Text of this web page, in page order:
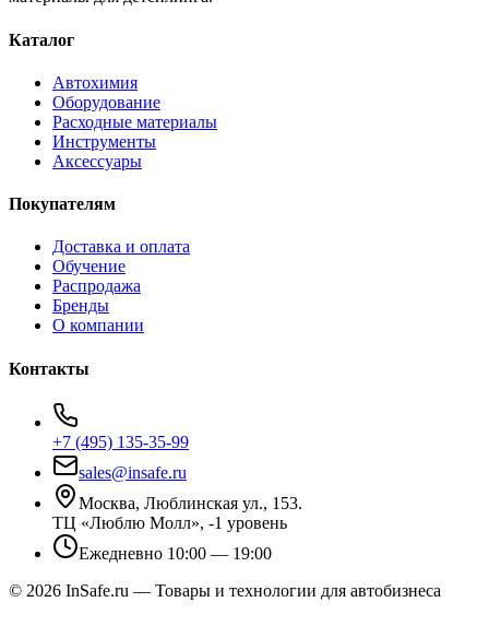
Каталог
Автохимия
Оборудование
Расходные материалы
Инструменты
Аксессуары
Покупателям
Доставка и оплата
Обучение
Распродажа
Бренды
О компании
Контакты
+7 (495) 135-35-99
sales@insafe.ru
Москва, Люблинская ул., 153.
ТЦ «Люблю Молл», -1 уровень
Ежедневно 10:00 — 19:00
© 2026 InSafe.ru — Товары и технологии для автобизнеса